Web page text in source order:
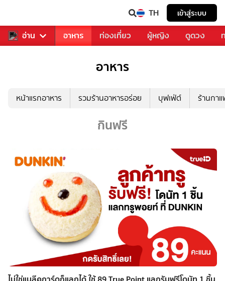
TH เข้าสู่ระบบ
อ่าน
รวงการเพลง อาหาร ท่องเที่ยว ผู้หญิง ดูดวง
อาหาร
หน้าแรกอาหาร รวมร้านอาหารอร่อย บุฟเฟ่ต์ ร้านกา
กินฟรี